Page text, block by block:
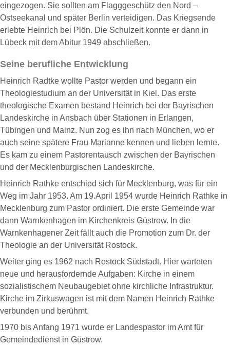
eingezogen. Sie sollten am Flagggeschütz den Nord –
Ostseekanal und später Berlin verteidigen. Das Kriegsende
erlebte Heinrich bei Plön. Die Schulzeit konnte er dann in
Lübeck mit dem Abitur 1949 abschließen.
Seine berufliche Entwicklung
Heinrich Radtke wollte Pastor werden und begann ein
Theologiestudium an der Universität in Kiel. Das erste
theologische Examen bestand Heinrich bei der Bayrischen
Landeskirche in Ansbach über Stationen in Erlangen,
Tübingen und Mainz. Nun zog es ihn nach München, wo er
auch seine spätere Frau Marianne kennen und lieben lernte.
Es kam zu einem Pastorentausch zwischen der Bayrischen
und der Mecklenburgischen Landeskirche.
Heinrich Rathke entschied sich für Mecklenburg, was für ein
Weg im Jahr 1953. Am 19.April 1954 wurde Heinrich Rathke in
Mecklenburg zum Pastor ordiniert. Die erste Gemeinde war
dann Warnkenhagen im Kirchenkreis Güstrow. In die
Warnkenhagener Zeit fällt auch die Promotion zum Dr. der
Theologie an der Universität Rostock.
Weiter ging es 1962 nach Rostock Südstadt. Hier warteten
neue und herausfordernde Aufgaben: Kirche in einem
sozialistischem Neubaugebiet ohne kirchliche Infrastruktur.
Kirche im Zirkuswagen ist mit dem Namen Heinrich Rathke
verbunden und berühmt.
1970 bis Anfang 1971 wurde er Landespastor im Amt für
Gemeindedienst in Güstrow.